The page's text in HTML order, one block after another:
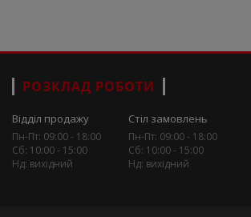
РОЗКЛАД РОБОТИ
Відділ продажу
Пн-Пт: 09:00 - 18:00
Сб: 10:00 - 15:00
Нд: вихідний
Стіл замовлень
Пн-Пт: 09:00 - 18:00
Сб: 10:00 - 15:00
Нд: вихідний